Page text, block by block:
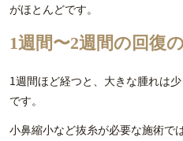
がほとんどです。
1週間〜2週間の回復
1週間ほど経つと、大きな腫れは
です。
小鼻縮小など抜糸が必要な施術で